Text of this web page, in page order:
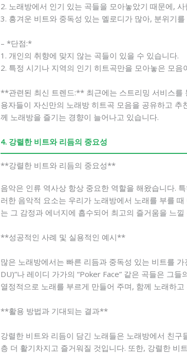
2. 노래방에서 인기 있는 곡들을 모아놓았기 때문에,
3. 흥겨운 비트와 중독성 있는 멜로디가 많아, 분위기
– *단점:*
1. 개인의 취향에 맞지 않는 곡들이 있을 수 있습니다.
2. 특정 시기나 지역의 인기 히트곡만을 모아놓은 모
**관련된 최신 트렌드:** 최근에는 스트리밍 서비스를
용자들이 자신만의 노래방 히트곡 모음을 공유하고
께 노래방을 즐기는 경향이 늘어나고 있습니다.
4. 강렬한 비트와 리듬의 중요성
**강렬한 비트와 리듬의 중요성**
음악은 인류 역사상 항상 중요한 역할을 해왔습니다.
러한 음악적 요소는 우리가 노래방에서 노래를 부를
는 그 감정과 에너지에 흡수되어 최고의 즐거움을 느낄
**성공적인 사례 및 실용적인 예시**
많은 노래방에서는 빠른 리듬과 중독성 있는 비트를
DU)”나 레이디 가가의 “Poker Face” 같은 곡들은 그
열정적으로 노래를 부르게 만들어 주며, 함께 노래하
**활용 방법과 기대되는 결과**
강렬한 비트와 리듬이 담긴 노래들은 노래방에서 친
층 더 활기차지고 즐거워질 것입니다. 또한, 강렬한 비